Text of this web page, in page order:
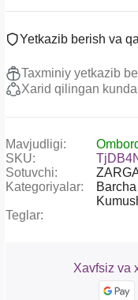
Yetkazib berish va
Taxminiy yetkazib
Xarid qilingan
Mavjudligi:
SKU:
Sotuvchi:
Kategoriyalar:
Teglar:
Xavfsiz va